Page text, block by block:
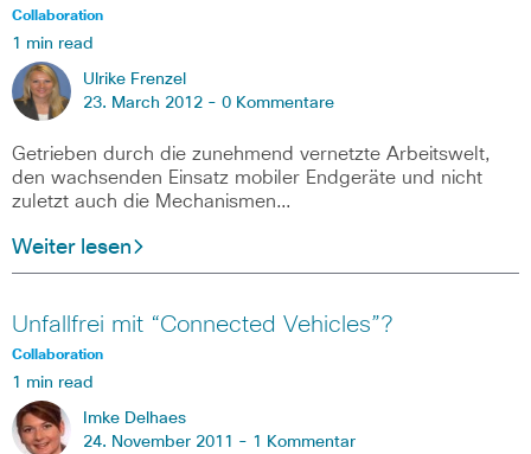
Collaboration
1 min read
Ulrike Frenzel
23. March 2012 - 0 Kommentare
Getrieben durch die zunehmend vernetzte Arbeitswelt,
den wachsenden Einsatz mobiler Endgeräte und nicht
zuletzt auch die Mechanismen…
Weiter lesen
Unfallfrei mit “Connected Vehicles”?
Collaboration
1 min read
Imke Delhaes
24. November 2011 - 1 Kommentar